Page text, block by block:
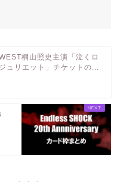
桐山照史主演「泣くロ
ュリエット」チケットの...